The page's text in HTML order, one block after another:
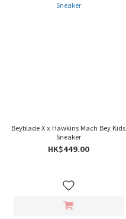
Beyblade X x Hawkins Mach Bey Kids
Sneaker
HK$449.00